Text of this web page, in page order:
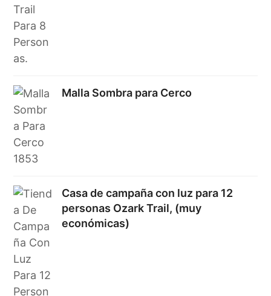
Malla Sombra para Cerco
Casa de campaña con luz para 12
personas Ozark Trail, (muy
económicas)